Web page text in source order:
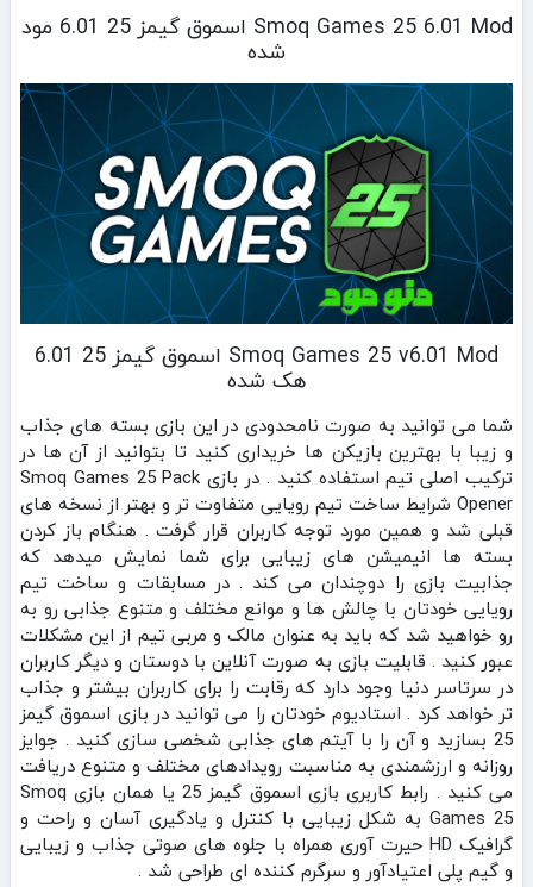
Smoq Games 25 6.01 Mod اسموق گیمز 25 6.01 مود
شده
Smoq Games 25 v6.01 Mod اسموق گیمز 25 6.01
هک شده
شما می توانید به صورت نامحدودی در این بازی بسته های جذاب
و زیبا با بهترین بازیکن ها خریداری کنید تا بتوانید از آن ها در
ترکیب اصلی تیم استفاده کنید . در بازی Smoq Games 25 Pack
Opener شرایط ساخت تیم رویایی متفاوت تر و بهتر از نسخه های
قبلی شد و همین مورد توجه کاربران قرار گرفت . هنگام باز کردن
بسته ها انیمیشن های زیبایی برای شما نمایش میدهد که
جذابیت بازی را دوچندان می کند . در مسابقات و ساخت تیم
رویایی خودتان با چالش ها و موانع مختلف و متنوع جذابی رو به
رو خواهید شد که باید به عنوان مالک و مربی تیم از این مشکلات
عبور کنید . قابلیت بازی به صورت آنلاین با دوستان و دیگر کاربران
در سرتاسر دنیا وجود دارد که رقابت را برای کاربران بیشتر و جذاب
تر خواهد کرد . استادیوم خودتان را می توانید در بازی اسموق گیمز
25 بسازید و آن را با آیتم های جذابی شخصی سازی کنید . جوایز
روزانه و ارزشمندی به مناسبت رویدادهای مختلف و متنوع دریافت
می کنید . رابط کاربری بازی اسموق گیمز 25 یا همان بازی Smoq
Games 25 به شکل زیبایی با کنترل و یادگیری آسان و راحت و
گرافیک HD حیرت آوری همراه با جلوه های صوتی جذاب و زیبایی
و گیم پلی اعتیادآور و سرگرم کننده ای طراحی شد .